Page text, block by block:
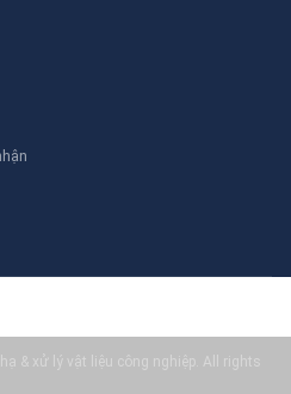
& xử lý vật liệu công nghiệp. All rights